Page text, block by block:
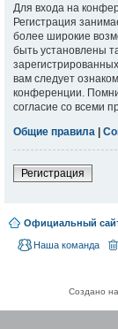
Для входа на
Регистрация
более широкие
быть установлены
вам следует
конференции.
согласие со всеми
Общие правила |
Регистрация
Официальный
Наша команда
Создано